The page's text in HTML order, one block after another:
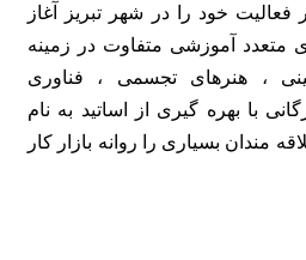
خود را در شهر تبریز آغاز
متعدد آموزشی متفاوت در زمینه
، هنرهای تجسمی ، فناوری
با بهره گیری از اساتید به نام
مندان بسیاری را روانه بازار کار